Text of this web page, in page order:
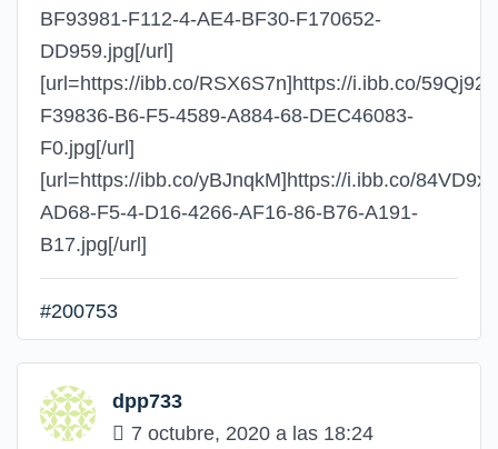
BF93981-F112-4-AE4-BF30-F170652-
DD959.jpg[/url]
[url=https://ibb.co/RSX6S7n]https://i.ibb.co/
F39836-B6-F5-4589-A884-68-DEC46083-
F0.jpg[/url]
[url=https://ibb.co/yBJnqkM]https://i.ibb.co/
AD68-F5-4-D16-4266-AF16-86-B76-A191-
B17.jpg[/url]
#200753
dpp733
7 octubre, 2020 a las 18:24